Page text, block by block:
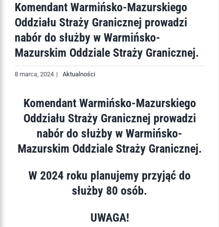
Komendant Warmińsko-Mazurskiego
Oddziału Straży Granicznej prowadzi
nabór do służby w Warmińsko-
Mazurskim Oddziale Straży Granicznej.
8 marca, 2024 | Aktualności
Komendant Warmińsko-Mazurskiego
Oddziału Straży Granicznej prowadzi
nabór do służby w Warmińsko-
Mazurskim Oddziale Straży Granicznej.
W 2024 roku planujemy przyjąć do
służby 80 osób.
UWAGA!